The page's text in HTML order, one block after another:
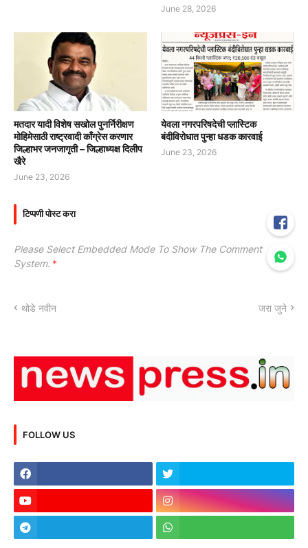
June 28, 2026
मतदार यादी विशेष सखोल पुनर्निरीक्षण
मोहिमेसाठी राष्ट्रवादी काँग्रेस करणार
जिल्हाभर जनजागृती – जिल्हाध्यक्ष दिलीप
खैरे
June 23, 2026
येवला नगरपरिषदेची प्लास्टिक
बंदीविरोधात पुन्हा धडक कारवाई
June 23, 2026
टिप्पणी पोस्ट करा
Please Select Embedded Mode To Show The Comment
System. *
थोडे नवीन जरा जुने
FOLLOW US